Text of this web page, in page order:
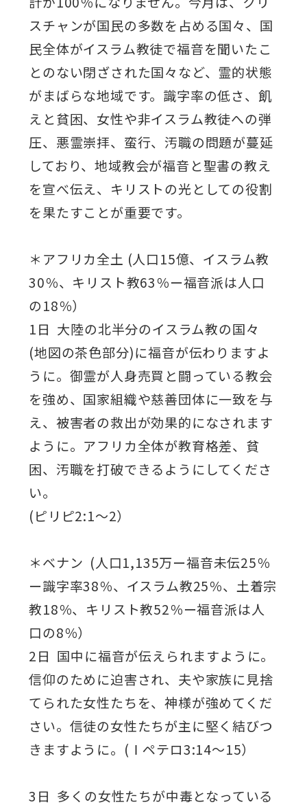
スチャンが国民の多数を占める国々、国
民全体がイスラム教徒で福音を聞いたこ
とのない閉ざされた国々など、霊的状態
がまばらな地域です。識字率の低さ、飢
えと貧困、女性や非イスラム教徒への弾
圧、悪霊崇拝、蛮行、汚職の問題が蔓延
しており、地域教会が福音と聖書の教え
を宣べ伝え、キリストの光としての役割
を果たすことが重要です。
＊アフリカ全土 (人口15億、イスラム教
30％、キリスト教63％ー福音派は人口
の18％）
1日 大陸の北半分のイスラム教の国々
(地図の茶色部分)に福音が伝わりますよ
うに。御霊が人身売買と闘っている教会
を強め、国家組織や慈善団体に一致を与
え、被害者の救出が効果的になされます
ように。アフリカ全体が教育格差、貧
困、汚職を打破できるようにしてくださ
い。
(ピリピ2:1～2）
＊ベナン (人口1,135万ー福音未伝25％
ー識字率38％、イスラム教25％、土着宗
教18％、キリスト教52％ー福音派は人
口の8％）
2日 国中に福音が伝えられますように。
信仰のために迫害され、夫や家族に見捨
てられた女性たちを、神様が強めてくだ
さい。信徒の女性たちが主に堅く結びつ
きますように。(Ⅰペテロ3:14～15）
3日 多くの女性たちが中毒となっている